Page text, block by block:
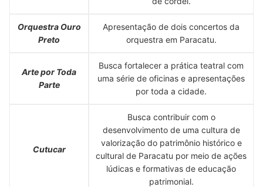
Orquestra Ouro
Preto
Apresentação de dois concertos da
orquestra em Paracatu.
Arte por Toda
Parte
Busca fortalecer a prática teatral com
uma série de oficinas e apresentações
por toda a cidade.
Cutucar
Busca contribuir com o
desenvolvimento de uma cultura de
valorização do patrimônio histórico e
cultural de Paracatu por meio de ações
lúdicas e formativas de educação
patrimonial.